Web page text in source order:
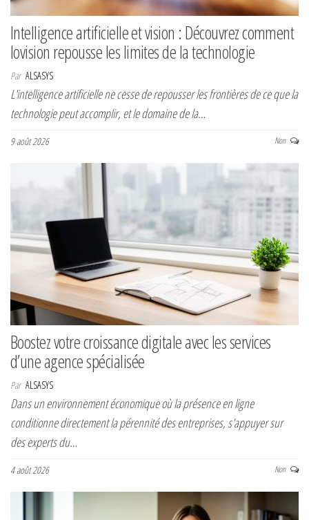
Intelligence artificielle et vision : Découvrez comment
Iovision repousse les limites de la technologie
Par ALSASYS
L'intelligence artificielle ne cesse de repousser les frontières de ce que la
technologie peut accomplir, et le domaine de la…
9 août 2026 Non
Boostez votre croissance digitale avec les services
d’une agence spécialisée
Par ALSASYS
Dans un environnement économique où la présence en ligne
conditionne directement la pérennité des entreprises, s'appuyer sur
des experts du…
4 août 2026 Non